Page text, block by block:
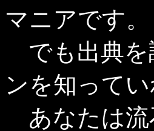
マニアです
でも出典を
ンを知って
あなたは流